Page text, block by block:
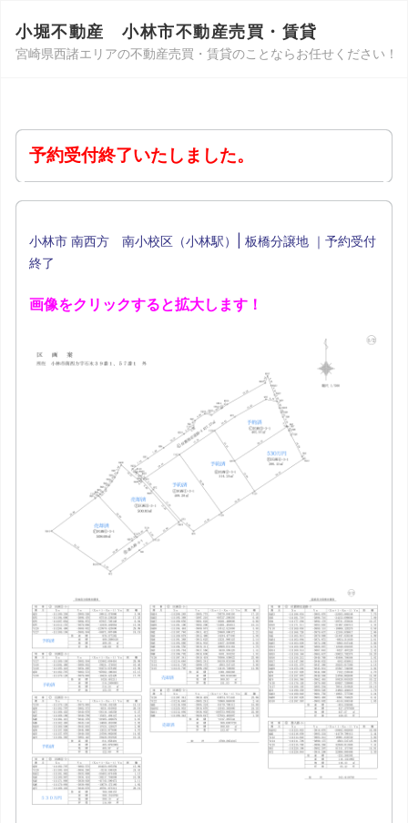
小堀不動産 小林市不動産売買・賃貸
宮崎県西諸エリアの不動産売買・賃貸のことならお任せください！
予約受付終了いたしました。
小林市 南西方 南小校区（小林駅）| 板橋分譲地 ｜予約受付
終了
画像をクリックすると拡大します！